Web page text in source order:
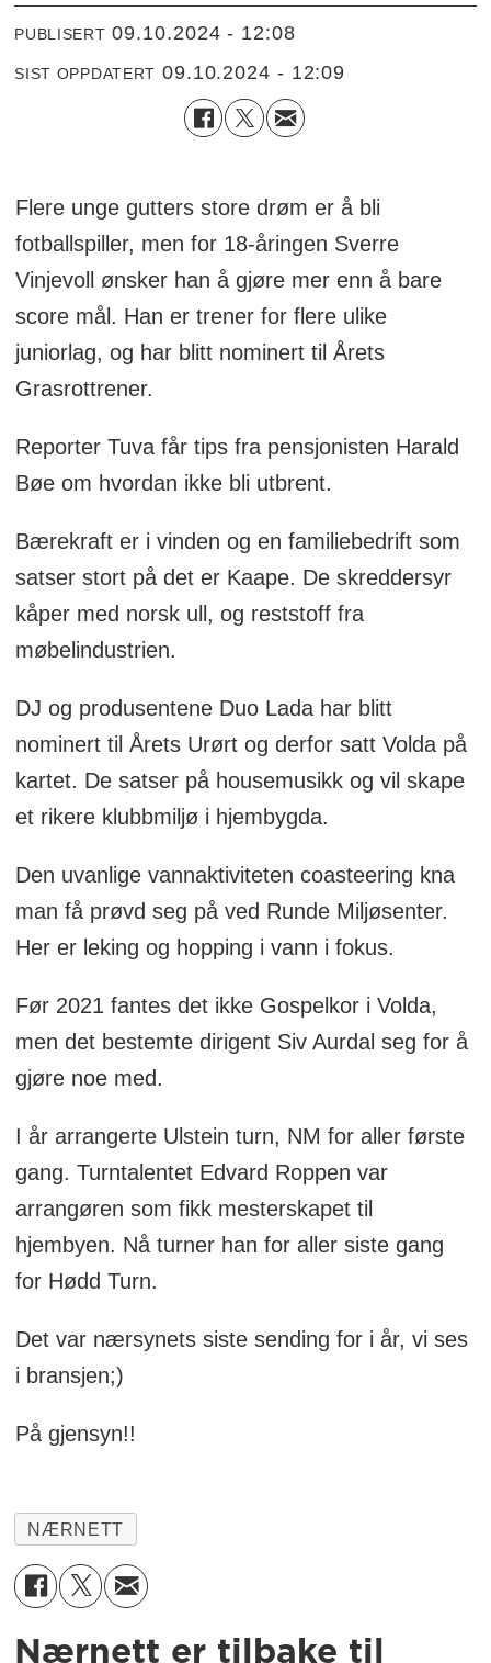
PUBLISERT 09.10.2024 - 12:08
SIST OPPDATERT 09.10.2024 - 12:09
Flere unge gutters store drøm er å bli
fotballspiller, men for 18-åringen Sverre
Vinjevoll ønsker han å gjøre mer enn å bare
score mål. Han er trener for flere ulike
juniorlag, og har blitt nominert til Årets
Grasrottrener.
Reporter Tuva får tips fra pensjonisten Harald
Bøe om hvordan ikke bli utbrent.
Bærekraft er i vinden og en familiebedrift som
satser stort på det er Kaape. De skreddersyr
kåper med norsk ull, og reststoff fra
møbelindustrien.
DJ og produsentene Duo Lada har blitt
nominert til Årets Urørt og derfor satt Volda på
kartet. De satser på housemusikk og vil skape
et rikere klubbmiljø i hjembygda.
Den uvanlige vannaktiviteten coasteering kna
man få prøvd seg på ved Runde Miljøsenter.
Her er leking og hopping i vann i fokus.
Før 2021 fantes det ikke Gospelkor i Volda,
men det bestemte dirigent Siv Aurdal seg for å
gjøre noe med.
I år arrangerte Ulstein turn, NM for aller første
gang. Turntalentet Edvard Roppen var
arrangøren som fikk mesterskapet til
hjembyen. Nå turner han for aller siste gang
for Hødd Turn.
Det var nærsynets siste sending for i år, vi ses
i bransjen;)
På gjensyn!!
NÆRNETT
Nærnett er tilbake til